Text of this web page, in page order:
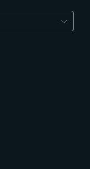
in
Akte.
17.